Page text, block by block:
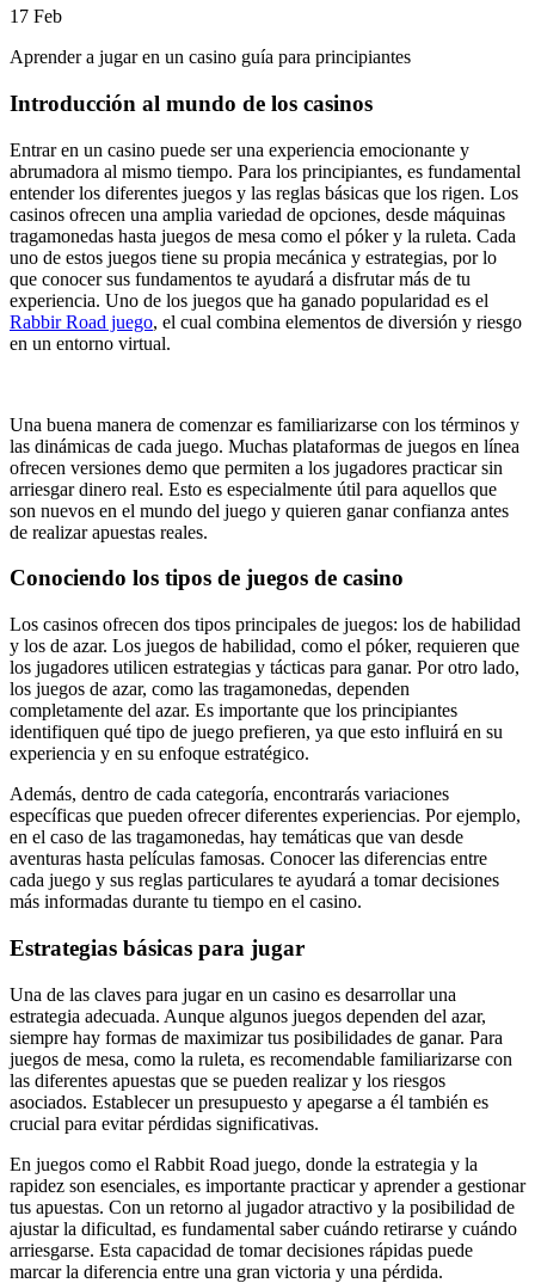
17 Feb
Aprender a jugar en un casino guía para principiantes
Introducción al mundo de los casinos
Entrar en un casino puede ser una experiencia emocionante y
abrumadora al mismo tiempo. Para los principiantes, es fundamental
entender los diferentes juegos y las reglas básicas que los rigen. Los
casinos ofrecen una amplia variedad de opciones, desde máquinas
tragamonedas hasta juegos de mesa como el póker y la ruleta. Cada
uno de estos juegos tiene su propia mecánica y estrategias, por lo
que conocer sus fundamentos te ayudará a disfrutar más de tu
experiencia. Uno de los juegos que ha ganado popularidad es el
Rabbir Road juego, el cual combina elementos de diversión y riesgo
en un entorno virtual.
Una buena manera de comenzar es familiarizarse con los términos y
las dinámicas de cada juego. Muchas plataformas de juegos en línea
ofrecen versiones demo que permiten a los jugadores practicar sin
arriesgar dinero real. Esto es especialmente útil para aquellos que
son nuevos en el mundo del juego y quieren ganar confianza antes
de realizar apuestas reales.
Conociendo los tipos de juegos de casino
Los casinos ofrecen dos tipos principales de juegos: los de habilidad
y los de azar. Los juegos de habilidad, como el póker, requieren que
los jugadores utilicen estrategias y tácticas para ganar. Por otro lado,
los juegos de azar, como las tragamonedas, dependen
completamente del azar. Es importante que los principiantes
identifiquen qué tipo de juego prefieren, ya que esto influirá en su
experiencia y en su enfoque estratégico.
Además, dentro de cada categoría, encontrarás variaciones
específicas que pueden ofrecer diferentes experiencias. Por ejemplo,
en el caso de las tragamonedas, hay temáticas que van desde
aventuras hasta películas famosas. Conocer las diferencias entre
cada juego y sus reglas particulares te ayudará a tomar decisiones
más informadas durante tu tiempo en el casino.
Estrategias básicas para jugar
Una de las claves para jugar en un casino es desarrollar una
estrategia adecuada. Aunque algunos juegos dependen del azar,
siempre hay formas de maximizar tus posibilidades de ganar. Para
juegos de mesa, como la ruleta, es recomendable familiarizarse con
las diferentes apuestas que se pueden realizar y los riesgos
asociados. Establecer un presupuesto y apegarse a él también es
crucial para evitar pérdidas significativas.
En juegos como el Rabbit Road juego, donde la estrategia y la
rapidez son esenciales, es importante practicar y aprender a gestionar
tus apuestas. Con un retorno al jugador atractivo y la posibilidad de
ajustar la dificultad, es fundamental saber cuándo retirarse y cuándo
arriesgarse. Esta capacidad de tomar decisiones rápidas puede
marcar la diferencia entre una gran victoria y una pérdida.